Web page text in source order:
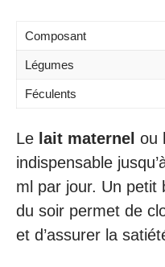
Composant
Légumes
Féculents
Le lait maternel ou
indispensable
ml par jour. Un petit
du soir permet de
et d’assurer la